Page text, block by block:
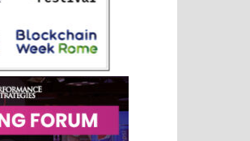
dell’Unidim (Unione
2014 è vicepresidente di
Advertising
di Cartoons on the bay
dei cartoni animati) e
Internazionali di Cinema di